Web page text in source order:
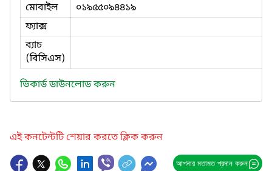
মোবাইল
০১৯৫৫০৯৪৪১৯
ফ্যাক্স
ব্যাচ
(বিসিএস)
ভিকার্ড ডাউনলোড করুন
এই কনটেন্টটি শেয়ার করতে ক্লিক করুন
আপনার মতামত প্রদান করুন